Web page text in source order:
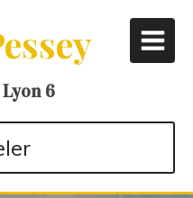
6